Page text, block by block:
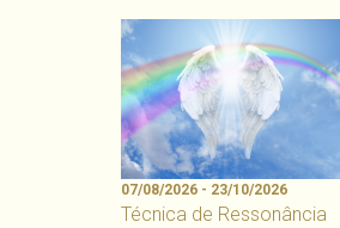
07/08/2026 - 23/10/2026
Técnica de Ressonância